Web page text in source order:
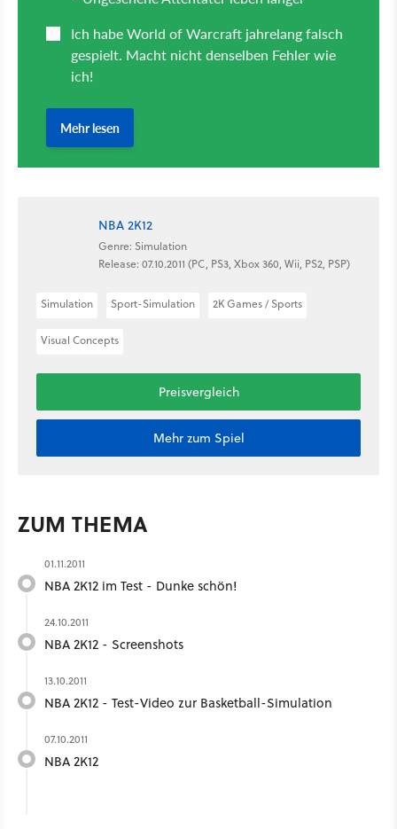
NBA 2K12
Genre: Simulation
Release: 07.10.2011 (PC, PS3, Xbox 360, Wii, PS2, PSP)
Simulation Sport-Simulation 2K Games / Sports
Visual Concepts
Preisvergleich
Mehr zum Spiel
ZUM THEMA
01.11.2011
NBA 2K12 im Test - Dunke schön!
24.10.2011
NBA 2K12 - Screenshots
13.10.2011
NBA 2K12 - Test-Video zur Basketball-Simulation
07.10.2011
NBA 2K12